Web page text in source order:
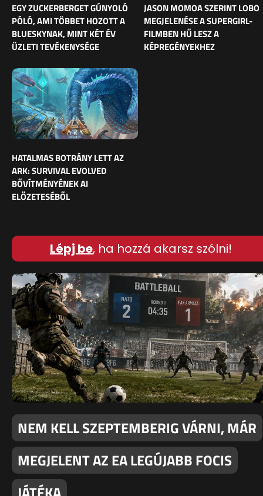
EGY ZUCKERBERGET GÚNYOLÓ
PÓLÓ, AMI TÖBBET HOZOTT A
BLUESKYNAK, MINT KÉT ÉV
ÜZLETI TEVÉKENYSÉGE
JASON MOMOA SZERINT LOBO
MEGJELENÉSE A SUPERGIRL-
FILMBEN HŰ LESZ A
KÉPREGÉNYEKHEZ
HATALMAS BOTRÁNY LETT AZ
ARK: SURVIVAL EVOLVED
BŐVÍTMÉNYÉNEK AI
ELŐZETESÉBŐL
Lépj be, ha hozzá akarsz szólni!
NEM KELL SZEPTEMBERIG VÁRNI, MÁR
MEGJELENT AZ EA LEGÚJABB FOCIS